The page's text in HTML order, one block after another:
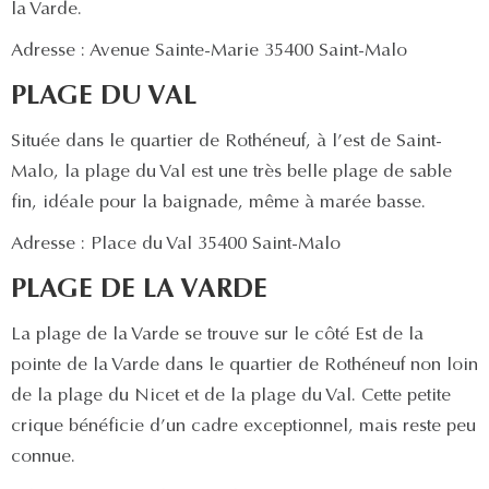
la Varde.
Adresse : Avenue Sainte-Marie 35400 Saint-Malo
PLAGE DU VAL
Située dans le quartier de Rothéneuf, à l’est de Saint-
Malo, la plage du Val est une très belle plage de sable
fin, idéale pour la baignade, même à marée basse.
Adresse : Place du Val 35400 Saint-Malo
PLAGE DE LA VARDE
La plage de la Varde se trouve sur le côté Est de la
pointe de la Varde dans le quartier de Rothéneuf non loin
de la plage du Nicet et de la plage du Val. Cette petite
crique bénéficie d’un cadre exceptionnel, mais reste peu
connue.